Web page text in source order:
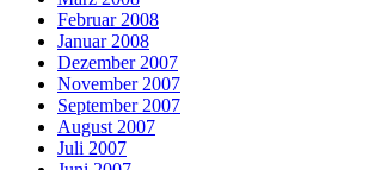
Februar 2008
Januar 2008
Dezember 2007
November 2007
September 2007
August 2007
Juli 2007